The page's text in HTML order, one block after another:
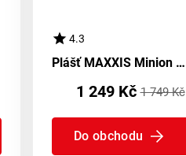
4.3
Plášť MAXXIS Minion DHF - Maxx Terra - kevlar
1 249 Kč 1 749 Kč
Do obchodu